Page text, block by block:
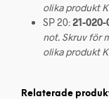
olika produkt
SP 20:21-020-
not. Skruv för
olika produkt
Relaterade